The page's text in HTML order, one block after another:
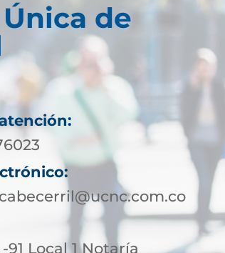
de
91 Local 1 Notaría